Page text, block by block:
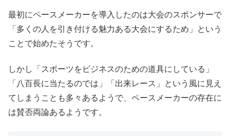
最初にペースメーカーを導入したのは大会のスポンサーで
「多くの人を引き付ける魅力ある大会にするため」という
ことで始めたそうです。
しかし「スポーツをビジネスのための道具にしている」
「八百長に当たるのでは」「出来レース」という風に見え
てしまうことも多々あるようで、ペースメーカーの存在に
は賛否両論あるようです。